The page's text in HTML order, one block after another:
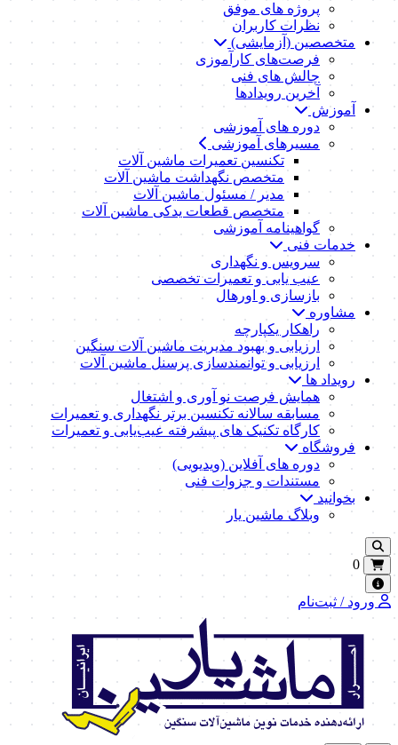
پروژه های موفق
نظرات کاربران
متخصصین (آزمایشی)
فرصت‌های کارآموزی
چالش های فنی
آخرین رویدادها
آموزش
دوره های آموزشی
مسیرهای آموزشی
تکنسین تعمیرات ماشین آلات
متخصص نگهداشت ماشین آلات
مدیر / مسئول ماشین آلات
متخصص قطعات یدکی ماشین آلات
گواهینامه آموزشی
خدمات فنی
سرویس و نگهداری
عیب یابی و تعمیرات تخصصی
بازسازی و اورهال
مشاوره
راهکار یکپارچه
ارزیابی و بهبود مدیریت ماشین آلات سنگین
ارزیابی و توانمندسازی پرسنل ماشین آلات
رویداد ها
همایش فرصت نو آوری و اشتغال
مسابقه سالانه تکنسین برتر نگهداری و تعمیرات
کارگاه تکنیک‌ های پیشرفته عیب‌یابی و تعمیرات
فروشگاه
دوره های آفلاین (ویدیویی)
مستندات و جزوات فنی
بخوانید
وبلاگ ماشین یار
0
ورود / ثبت‌نام